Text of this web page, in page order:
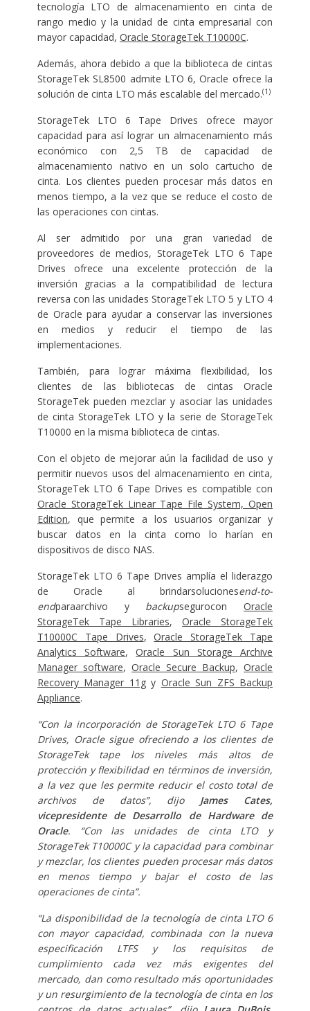
tecnología LTO de almacenamiento en cinta de
rango medio y la unidad de cinta empresarial con
mayor capacidad, Oracle StorageTek T10000C.
Además, ahora debido a que la biblioteca de cintas
StorageTek SL8500 admite LTO 6, Oracle ofrece la
solución de cinta LTO más escalable del mercado.(1)
StorageTek LTO 6 Tape Drives ofrece mayor
capacidad para así lograr un almacenamiento más
económico con 2,5 TB de capacidad de
almacenamiento nativo en un solo cartucho de
cinta. Los clientes pueden procesar más datos en
menos tiempo, a la vez que se reduce el costo de
las operaciones con cintas.
Al ser admitido por una gran variedad de
proveedores de medios, StorageTek LTO 6 Tape
Drives ofrece una excelente protección de la
inversión gracias a la compatibilidad de lectura
reversa con las unidades StorageTek LTO 5 y LTO 4
de Oracle para ayudar a conservar las inversiones
en medios y reducir el tiempo de las
implementaciones.
También, para lograr máxima flexibilidad, los
clientes de las bibliotecas de cintas Oracle
StorageTek pueden mezclar y asociar las unidades
de cinta StorageTek LTO y la serie de StorageTek
T10000 en la misma biblioteca de cintas.
Con el objeto de mejorar aún la facilidad de uso y
permitir nuevos usos del almacenamiento en cinta,
StorageTek LTO 6 Tape Drives es compatible con
Oracle StorageTek Linear Tape File System, Open
Edition, que permite a los usuarios organizar y
buscar datos en la cinta como lo harían en
dispositivos de disco NAS.
StorageTek LTO 6 Tape Drives amplía el liderazgo
de Oracle al brindarsolucionesend-to-
endparaarchivo y backupseguroconOracle
StorageTek Tape Libraries,Oracle StorageTek
T10000C Tape Drives,Oracle StorageTek Tape
Analytics Software,Oracle Sun Storage Archive
Manager software, Oracle Secure Backup,Oracle
Recovery Manager 11gy Oracle Sun ZFS Backup
Appliance.
“Con la incorporación de StorageTek LTO 6 Tape
Drives, Oracle sigue ofreciendo a los clientes de
StorageTek tape los niveles más altos de
protección y flexibilidad en términos de inversión,
a la vez que les permite reducir el costo total de
archivos de datos”, dijo James Cates,
vicepresidente de Desarrollo de Hardware de
Oracle. “Con las unidades de cinta LTO y
StorageTek T10000C y la capacidad para combinar
y mezclar, los clientes pueden procesar más datos
en menos tiempo y bajar el costo de las
operaciones de cinta”.
“La disponibilidad de la tecnología de cinta LTO 6
con mayor capacidad, combinada con la nueva
especificación LTFS y los requisitos de
cumplimiento cada vez más exigentes del
mercado, dan como resultado más oportunidades
y un resurgimiento de la tecnología de cinta en los